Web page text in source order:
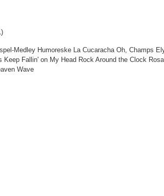
Medley Humoreske La Cucaracha Oh, Champs
Fallin' on My Head Rock Around the Clock
Wave